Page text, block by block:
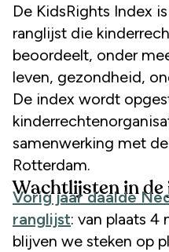
De KidsRights Index is een wereldwijde
ranglijst die
beoordeelt, onder
leven, gezondheid,
De index wordt
samenwerking met
Rotterdam.
Wachtlijsten in de
Vorig jaar daalde
ranglijst: van plaats 4
blijven we steken op